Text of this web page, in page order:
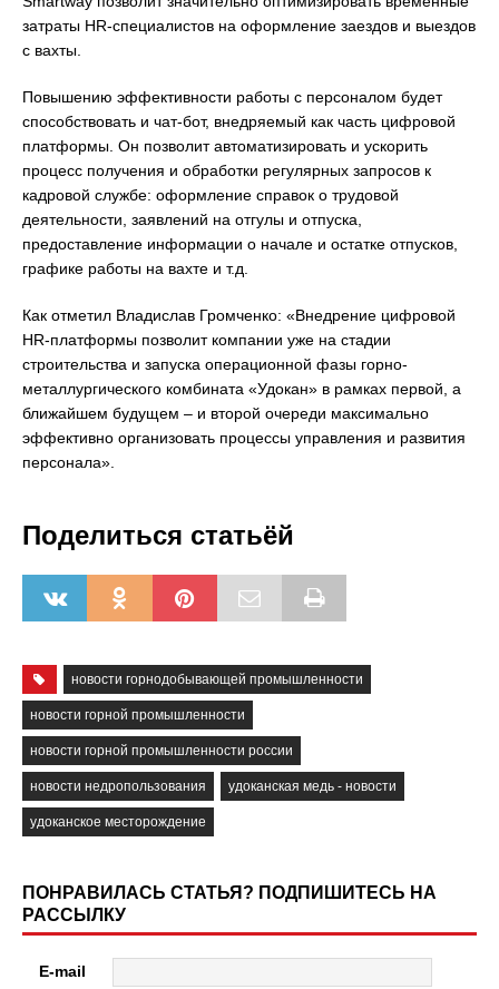
затраты HR-специалистов на оформление заездов и выездов
с вахты.
Повышению эффективности работы с персоналом будет
способствовать и чат-бот, внедряемый как часть цифровой
платформы. Он позволит автоматизировать и ускорить
процесс получения и обработки регулярных запросов к
кадровой службе: оформление справок о трудовой
деятельности, заявлений на отгулы и отпуска,
предоставление информации о начале и остатке отпусков,
графике работы на вахте и т.д.
Как отметил Владислав Громченко: «Внедрение цифровой
HR-платформы позволит компании уже на стадии
строительства и запуска операционной фазы горно-
металлургического комбината «Удокан» в рамках первой, а
ближайшем будущем – и второй очереди максимально
эффективно организовать процессы управления и развития
персонала».
Поделиться статьёй
новости горнодобывающей промышленности
новости горной промышленности
новости горной промышленности россии
новости недропользования удоканская медь - новости
удоканское месторождение
ПОНРАВИЛАСЬ СТАТЬЯ? ПОДПИШИТЕСЬ НА
РАССЫЛКУ
E-mail